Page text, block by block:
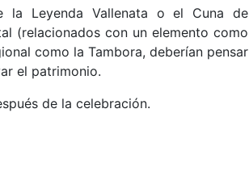
la Leyenda Vallenata o el Cuna de
(relacionados con un elemento como
como la Tambora, deberían pensar
el patrimonio.
de la celebración.